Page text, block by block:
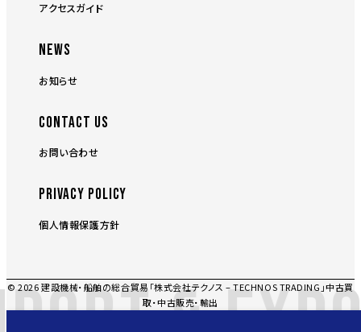
アクセスガイド
NEWS
お知らせ
CONTACT US
お問い合わせ
PRIVACY POLICY
個人情報保護方針
© 2026 建設機械・船舶の総合貿易「株式会社テクノス – TECHNOS TRADING」中古買
取・中古販売・輸出